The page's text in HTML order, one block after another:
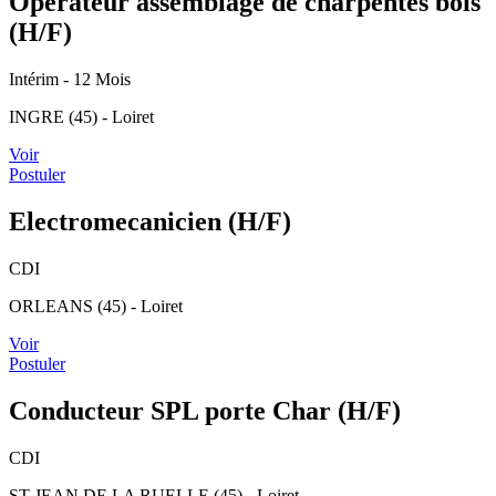
(H/F)
Intérim - 12 Mois
INGRE (45) - Loiret
Voir
Postuler
Electromecanicien (H/F)
CDI
ORLEANS (45) - Loiret
Voir
Postuler
Conducteur SPL porte Char (H/F)
CDI